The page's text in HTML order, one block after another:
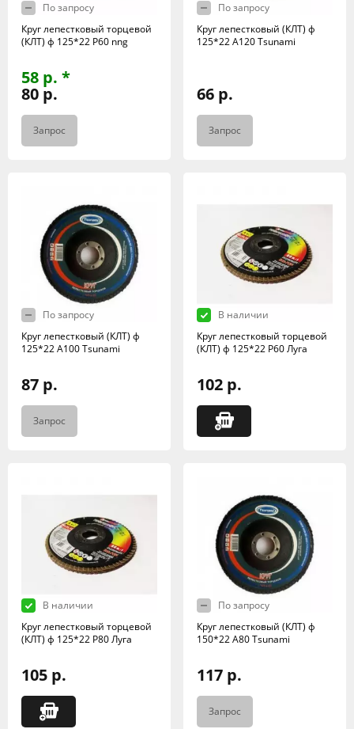
По запросу
Круг лепестковый торцевой
(КЛТ) ф 125*22 Р60 nng
58 р. *
80 р.
Запрос
По запросу
Круг лепестковый (КЛТ) ф
125*22 А120 Tsunami
66 р.
Запрос
По запросу
Круг лепестковый (КЛТ) ф
125*22 А100 Tsunami
87 р.
Запрос
В наличии
Круг лепестковый торцевой
(КЛТ) ф 125*22 Р60 Луга
102 р.
В наличии
Круг лепестковый торцевой
(КЛТ) ф 125*22 Р80 Луга
105 р.
По запросу
Круг лепестковый (КЛТ) ф
150*22 А80 Tsunami
117 р.
Запрос